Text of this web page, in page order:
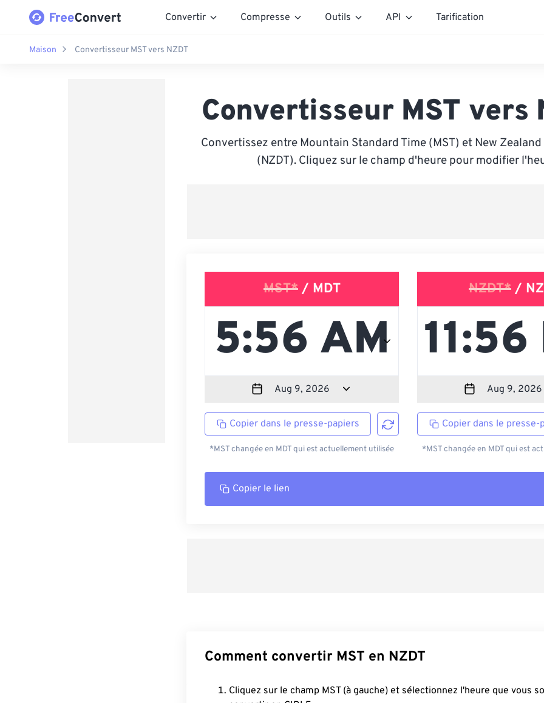
Convertir Compresse Outils API Tarification
Maison Convertisseur MST vers NZDT
Convertisseur MST vers
Convertissez entre Mountain Standard Time (MST) et New
(NZDT). Cliquez sur le champ d'heure pour modifier
MST*/ MDT
Copier dans le presse-papiers
*MST changée en MDT qui est actuellement utilisée
NZDT*/
Copier dans le presse-
*MST changée en MDT qui est
Copier le lien
Comment convertir MST en NZDT
Cliquez sur le champ MST (à gauche) et sélectionnez l'heure que vous